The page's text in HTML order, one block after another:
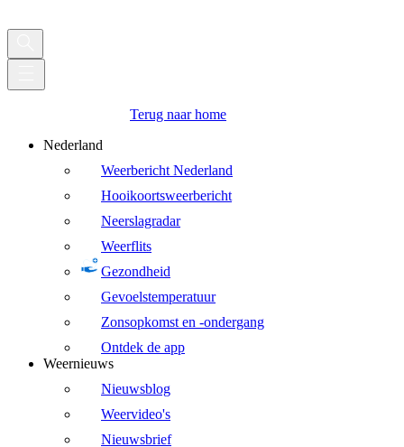
Terug naar home
Nederland
Weerbericht Nederland
Hooikoortsweerbericht
Neerslagradar
Weerflits
Gezondheid
Gevoelstemperatuur
Zonsopkomst en -ondergang
Ontdek de app
Weernieuws
Nieuwsblog
Weervideo's
Nieuwsbrief